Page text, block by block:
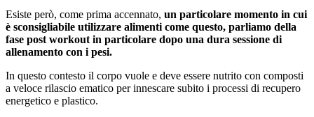
Esiste però, come prima accennato, un particolare momento in cui
è sconsigliabile utilizzare alimenti come questo, parliamo della
fase post workout in particolare dopo una dura sessione di
allenamento con i pesi.
In questo contesto il corpo vuole e deve essere nutrito con composti
a veloce rilascio ematico per innescare subito i processi di recupero
energetico e plastico.